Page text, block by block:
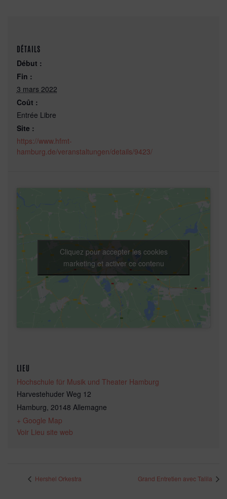
DÉTAILS
Début :
Fin :
3 mars 2022
Coût :
Entrée Libre
Site :
https://www.hfmt-
hamburg.de/veranstaltungen/details/9423/
LIEU
Hochschule für Musik und Theater Hamburg
Harvestehuder Weg 12
Hamburg, 20148 Allemagne
+ Google Map
Voir Lieu site web
Cliquez pour accepter les cookies
marketing et activer ce contenu
Hershel Orkestra Grand Entretien avec Talila